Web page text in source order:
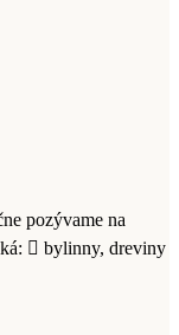
pozývame na
 bylinny, dreviny